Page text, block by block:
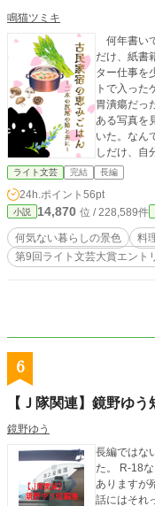
鳴猫ツミキ
何年書い
だけ、紙書
ター仕事を
トで入った
胃潰瘍だっ
ある写真を
いた。なん
しだけ、自
僅かなお金
民宿・ねこ
た。これは
やされてい
が、実在の
ライト文芸 完結 長編
24h.ポイント 56pt
小説 14,870 位 / 228,589件
何気ない暮らしの景色 料
第9回ライト文芸大賞エント
6
【Ｊ隊関連】鏡野ゆう
鏡野ゆう
長編ではな
た。 R-18
ありますが
話にはそれ